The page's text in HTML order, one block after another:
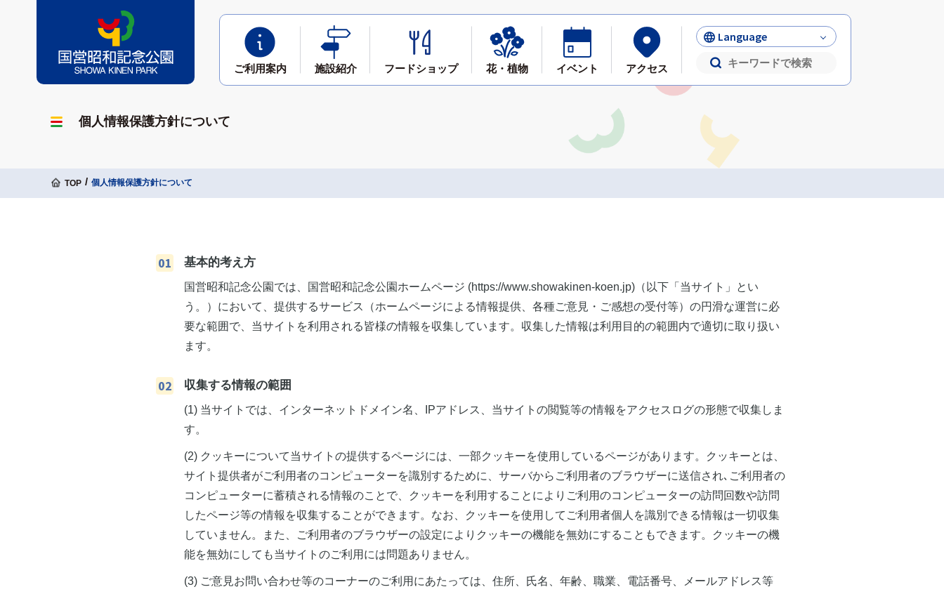
ご利用案内 施設紹介 フードショップ 花・植物 イベント アクセス
Language
個人情報保護方針について
TOP 個人情報保護方針について
基本的考え方
国営昭和記念公園では、国営昭和記念公園ホームページ (https://www.showakinen-koen.jp)（以下「当サイト」とい
う。）において、提供するサービス（ホームページによる情報提供、各種ご意見・ご感想の受付等）の円滑な運営に必
要な範囲で、当サイトを利用される皆様の情報を収集しています。収集した情報は利用目的の範囲内で適切に取り扱い
ます。
収集する情報の範囲
(1) 当サイトでは、インターネットドメイン名、IPアドレス、当サイトの閲覧等の情報をアクセスログの形態で収集しま
す。
(2) クッキーについて当サイトの提供するページには、一部クッキーを使用しているページがあります。クッキーとは、
サイト提供者がご利用者のコンピューターを識別するために、サーバからご利用者のブラウザーに送信され､ご利用者の
コンピューターに蓄積される情報のことで、クッキーを利用することによりご利用のコンピューターの訪問回数や訪問
したページ等の情報を収集することができます。なお、クッキーを使用してご利用者個人を識別できる情報は一切収集
していません。また、ご利用者のブラウザーの設定によりクッキーの機能を無効にすることもできます。クッキーの機
能を無効にしても当サイトのご利用には問題ありません。
(3) ご意見お問い合わせ等のコーナーのご利用にあたっては、住所、氏名、年齢、職業、電話番号、メールアドレス等